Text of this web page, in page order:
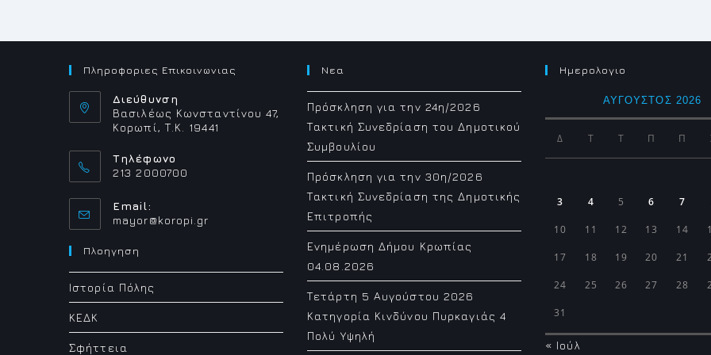
Πληροφοριες Επικοινωνιας
Διεύθυνση
Βασιλέως Κωνσταντίνου 47,
Κορωπί, Τ.Κ. 19441
Τηλέφωνο
213 2000700
Email:
mayor@koropi.gr
Πλοηγηση
Ιστορία Πόλης
ΚΕΔΚ
Σφήττεια
Νεα
Πρόσκληση για την 24η/2026
Τακτική Συνεδρίαση του Δημοτικού
Συμβουλίου
Πρόσκληση για την 30η/2026
Τακτική Συνεδρίαση της Δημοτικής
Επιτροπής
Ενημέρωση Δήμου Κρωπίας
04.08.2026
Τετάρτη 5 Αυγούστου 2026
Κατηγορία Κινδύνου Πυρκαγιάς 4
Πολύ Υψηλή
Ημερολογιο
ΑΎΓΟΥΣΤΟΣ 2026
Δ Τ Τ Π Π
3 4 5 6 7
10 11 12 13 14
17 18 19 20 21
24 25 26 27 28
31
« Ιούλ